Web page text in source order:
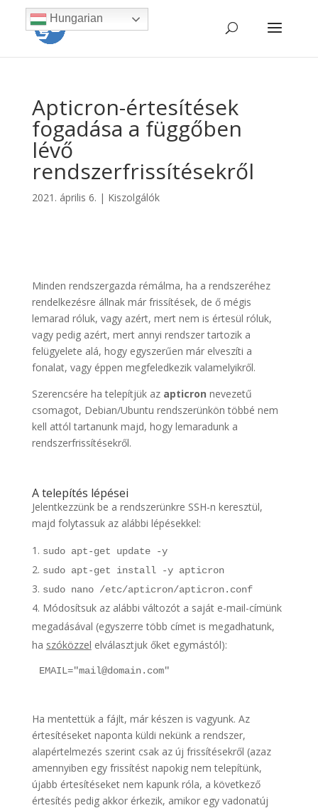
Apticron-értesítések
fogadása a függőben
lévő
rendszerfrissítésekről
2021. április 6. | Kiszolgálók
Minden rendszergazda rémálma, ha a rendszeréhez
rendelkezésre állnak már frissítések, de ő mégis
lemarad róluk, vagy azért, mert nem is értesül róluk,
vagy pedig azért, mert annyi rendszer tartozik a
felügyelete alá, hogy egyszerűen már elveszíti a
fonalat, vagy éppen megfeledkezik valamelyikről.
Szerencsére ha telepítjük az apticron nevezetű
csomagot, Debian/Ubuntu rendszerünkön többé nem
kell attól tartanunk majd, hogy lemaradunk a
rendszerfrissítésekről.
A telepítés lépései
Jelentkezzünk be a rendszerünkre SSH-n keresztül,
majd folytassuk az alábbi lépésekkel:
sudo apt-get update -y
sudo apt-get install -y apticron
sudo nano /etc/apticron/apticron.conf
Módosítsuk az alábbi változót a saját e-mail-címünk
megadásával (egyszerre több címet is megadhatunk,
ha szóközzel elválasztjuk őket egymástól):
Ha mentettük a fájlt, már készen is vagyunk. Az
értesítéseket naponta küldi nekünk a rendszer,
alapértelmezés szerint csak az új frissítésekről (azaz
amennyiben egy frissítést napokig nem telepítünk,
újabb értesítéseket nem kapunk róla, a következő
értesítés pedig akkor érkezik, amikor egy vadonatúj
Hungarian